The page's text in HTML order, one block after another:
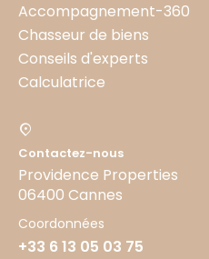
Accompagnement-360
Chasseur de biens
Conseils d'experts
Calculatrice
Contactez-nous
Providence Properties
06400 Cannes
Coordonnées
+33 6 13 05 03 75